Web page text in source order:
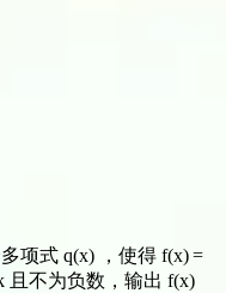
项式 q(x) ，使得 f(x) =
且不为负数，输出 f(x)